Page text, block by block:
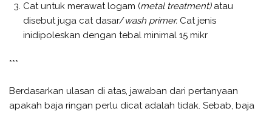
Cat untuk merawat logam (metal treatment) atau
disebut juga cat dasar/wash primer. Cat jenis
inidipoleskan dengan tebal minimal 15 mikr
***
Berdasarkan ulasan di atas, jawaban dari pertanyaan
apakah baja ringan perlu dicat adalah tidak. Sebab, baja